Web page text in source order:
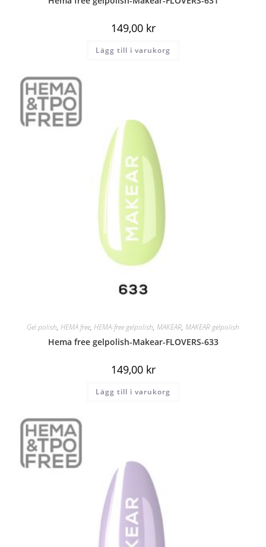
149,00 kr
Lägg till i varukorg
Gel polish, HEMA free, HEMA-free gelpolish, MAKEAR, MAKEAR gelpolish
Hema free gelpolish-Makear-FLOVERS-633
149,00 kr
Lägg till i varukorg